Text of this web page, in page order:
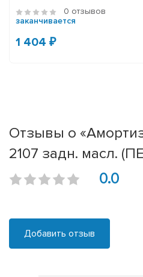
0 отзывов
заканчивается
1 404 ₽
Отзывы о
2107 задн. масл.
0.0
Добавить отзыв